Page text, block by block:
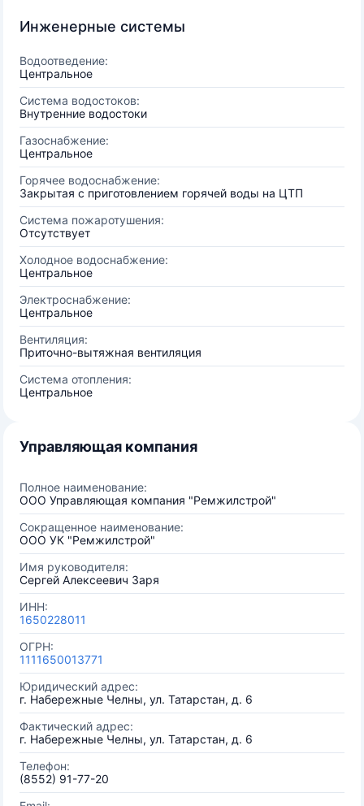
Инженерные системы
Водоотведение:
Центральное
Система водостоков:
Внутренние водостоки
Газоснабжение:
Центральное
Горячее водоснабжение:
Закрытая с приготовлением горячей воды на ЦТП
Система пожаротушения:
Отсутствует
Холодное водоснабжение:
Центральное
Электроснабжение:
Центральное
Вентиляция:
Приточно-вытяжная вентиляция
Система отопления:
Центральное
Управляющая компания
Полное наименование:
ООО Управляющая компания "Ремжилстрой"
Сокращенное наименование:
ООО УК "Ремжилстрой"
Имя руководителя:
Сергей Алексеевич Заря
ИНН:
1650228011
ОГРН:
1111650013771
Юридический адрес:
г. Набережные Челны, ул. Татарстан, д. 6
Фактический адрес:
г. Набережные Челны, ул. Татарстан, д. 6
Телефон:
(8552) 91-77-20